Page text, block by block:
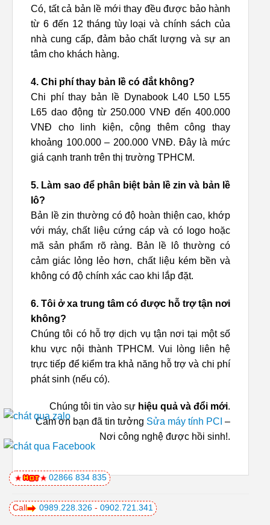
Có, tất cả bản lề mới thay đều được bảo hành
từ 6 đến 12 tháng tùy loại và chính sách của
nhà cung cấp, đảm bảo chất lượng và sự an
tâm cho khách hàng.
4. Chi phí thay bản lề có đắt không?
Chi phí thay bản lề Dynabook L40 L50 L55
L65 dao động từ 250.000 VNĐ đến 400.000
VNĐ cho linh kiện, cộng thêm công thay
khoảng 100.000 – 200.000 VNĐ. Đây là mức
giá cạnh tranh trên thị trường TPHCM.
5. Làm sao để phân biệt bản lề zin và bản lề
lô?
Bản lề zin thường có độ hoàn thiện cao, khớp
với máy, chất liệu cứng cáp và có logo hoặc
mã sản phẩm rõ ràng. Bản lề lô thường có
cảm giác lỏng lẻo hơn, chất liệu kém bền và
không có độ chính xác cao khi lắp đặt.
6. Tôi ở xa trung tâm có được hỗ trợ tận nơi
không?
Chúng tôi có hỗ trợ dịch vụ tận nơi tại một số
khu vực nội thành TPHCM. Vui lòng liên hệ
trực tiếp để kiểm tra khả năng hỗ trợ và chi phí
phát sinh (nếu có).
Chúng tôi tin vào sự hiệu quả và đổi mới.
Cảm ơn bạn đã tin tưởng Sửa máy tính PCI –
Nơi công nghệ được hồi sinh!.
SẢN PHẨM TƯƠNG TỰ
Call 0989.228.326 - 0902.721.341
02866 834 835